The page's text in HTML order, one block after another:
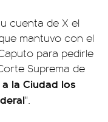
cuenta de X el
mantuvo con el
para pedirle
Suprema de
la Ciudad los
".